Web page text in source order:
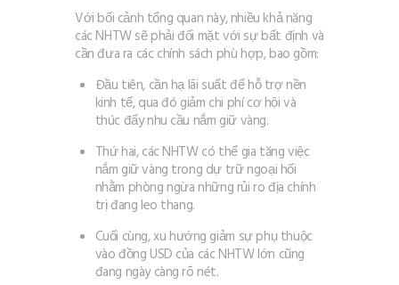
Với bối cảnh tổng quan này, nhiều khả năng
các NHTW sẽ phải đối mặt với sự bất định và
cần đưa ra các chính sách phù hợp, bao gồm:
Đầu tiên, cần hạ lãi suất để hỗ trợ nền
kinh tế, qua đó giảm chi phí cơ hội và
thúc đẩy nhu cầu nắm giữ vàng.
Thứ hai, các NHTW có thể gia tăng việc
nắm giữ vàng trong dự trữ ngoại hối
nhằm phòng ngừa những rủi ro địa chính
trị đang leo thang.
Cuối cùng, xu hướng giảm sự phụ thuộc
vào đồng USD của các NHTW lớn cũng
đang ngày càng rõ nét.